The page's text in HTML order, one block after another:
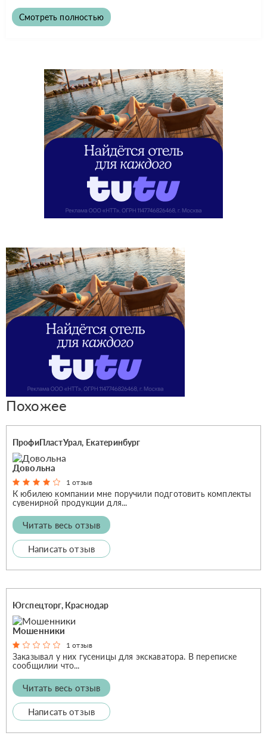
Смотреть полностью
Похожее
ПрофиПластУрал, Екатеринбург
Довольна
1 отзыв
К юбилею компании мне поручили подготовить комплекты
сувенирной продукции для...
Читать весь отзыв
Написать отзыв
Югспецторг, Краснодар
Мошенники
1 отзыв
Заказывал у них гусеницы для экскаватора. В переписке
сообщилии что...
Читать весь отзыв
Написать отзыв